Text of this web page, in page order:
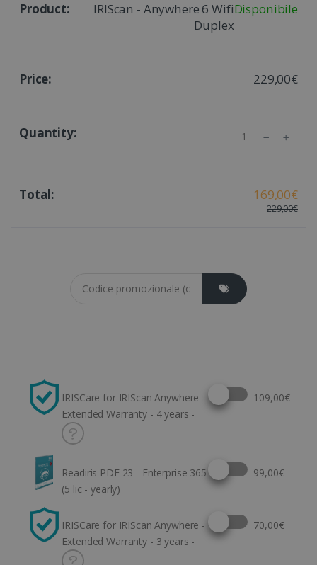
IRIScan - Anywhere 6 Wifi
Duplex
Disponibile
229,00€
Quantity
169,00€
229,00€
IRISCare for IRIScan Anywhere -
Extended Warranty - 4 years -
Select this option
109,00€
Readiris PDF 23 - Enterprise 365
(5 lic - yearly)
Select this option
99,00€
IRISCare for IRIScan Anywhere -
Extended Warranty - 3 years -
Select this option
70,00€